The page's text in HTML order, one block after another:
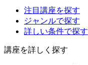
注目講座を探す
ジャンルで探す
詳しい条件で探す
講座を詳しく探す